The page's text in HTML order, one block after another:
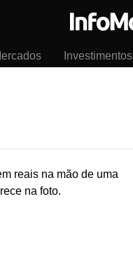
Investimentos